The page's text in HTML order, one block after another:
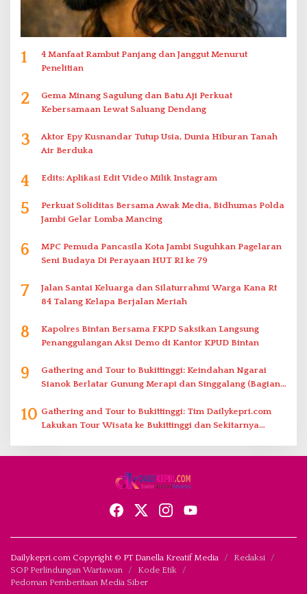
1
4 Manfaat Rambut Panjang dan Janggut Menurut
Penelitian
2
Gema Minang Sagulung dan Batu Aji Perkuat
Kebersamaan Lewat Saluang Dendang
3
Aktor Epy Kusnandar Tutup Usia, Dunia Hiburan Tanah
Air Berduka
4 Edits: Aplikasi Edit Video Milik Instagram
5
Perkuat Soliditas Bersama Awak Media, Bidhumas Polda
Jambi Gelar Lomba Mancing
6
MPC Pemuda Pancasila Kota Jambi Suguhkan Pagelaran
Seni Budaya Di Perayaan HUT RI ke 79
7
Jalan Santai Keluarga dan Silaturrahmi Warga Kana Rt
84 Talang Kelapa Berjalan Meriah
8
Kapolres Bintan Bersama FKPD Saksikan Langsung
Penanggulangan Aksi Demo di Kantor KPUD Bintan
9
Gathering and Tour to Bukittinggi: Keindahan Ngarai
Sianok Berlatar Gunung Merapi dan Singgalang (Bagian
10 Gathering and Tour to Bukittinggi: Tim Dailykepri.com
Lakukan Tour Wisata ke Bukittinggi dan Sekitarnya
Dailykepri.com Copyright © PT Danella Kreatif Media
Redaksi
SOP Perlindungan Wartawan
Kode Etik
Pedoman Pemberitaan Media Siber